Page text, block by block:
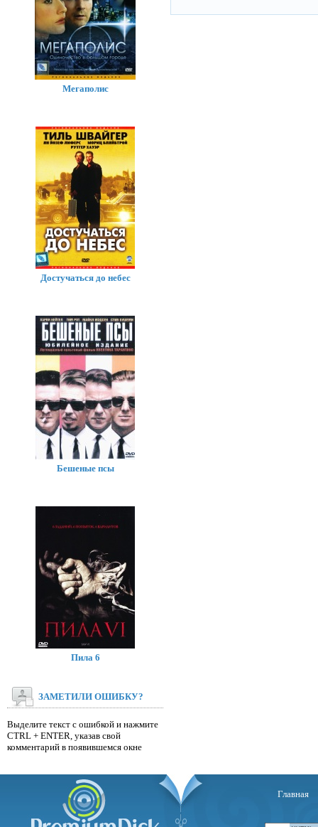
Мегаполис
Достучаться до небес
Бешеные псы
Пила 6
ЗАМЕТИЛИ ОШИБКУ?
Выделите текст с ошибкой и нажмите
CTRL + ENTER, указав свой
комментарий в появившемся окне
Главная